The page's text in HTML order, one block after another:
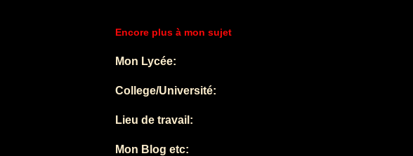
Encore plus à mon sujet
Mon Lycée:
College/Université:
Lieu de travail:
Mon Blog etc: